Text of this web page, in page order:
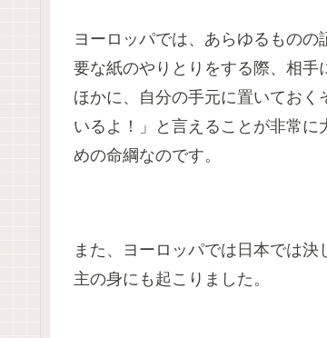
ヨーロッパでは、あらゆるもの
要な紙のやりとりをする際、相
ほかに、自分の手元に置いてお
いるよ！」と言えることが非常
めの命綱なのです。
また、ヨーロッパでは日本では
主の身にも起こりました。